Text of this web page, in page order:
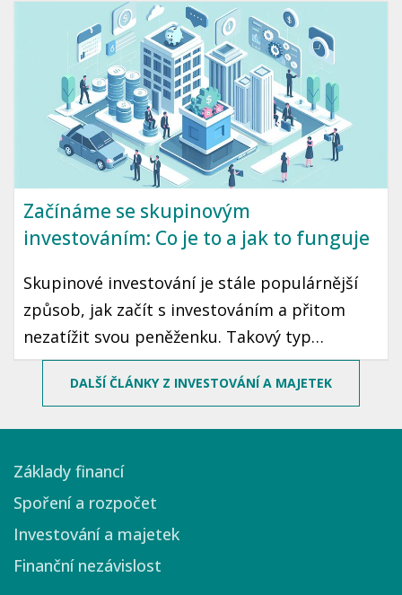
které vám mohou pomoci dosáhnout tohoto
Začínáme se skupinovým
investováním: Co je to a jak to funguje
Skupinové investování je stále populárnější
způsob, jak začít s investováním a přitom
nezatížit svou peněženku. Takový typ
investování umožňuje sdílet rizika a
rozšiřovat možnosti i pro ty, kteří nemají
mohli začít.
DALŠÍ ČLÁNKY Z INVESTOVÁNÍ A MAJETEK
Základy financí
Spoření a rozpočet
Investování a majetek
Finanční nezávislost